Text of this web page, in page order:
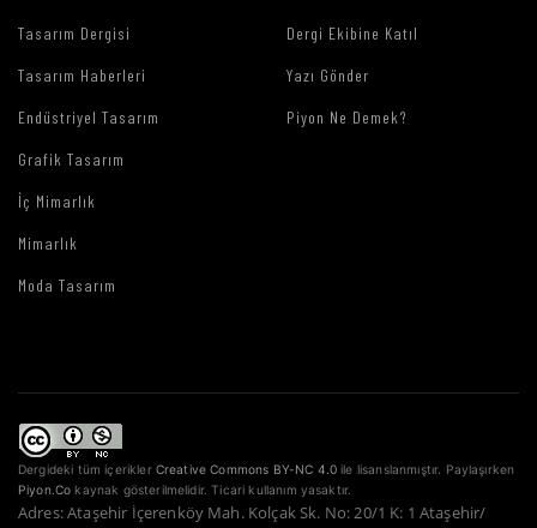
Tasarım Dergisi
Tasarım Haberleri
Endüstriyel Tasarım
Grafik Tasarım
İç Mimarlık
Mimarlık
Moda Tasarım
Dergi Ekibine Katıl
Yazı Gönder
Piyon Ne Demek?
Dergideki tüm içerikler Creative Commons BY-NC 4.0 ile lisanslanmıştır. Paylaşırken
Piyon.Co kaynak gösterilmelidir. Ticari kullanım yasaktır.
Adres: Ataşehir İçerenköy Mah. Kolçak Sk. No: 20/1 K: 1 Ataşehir/